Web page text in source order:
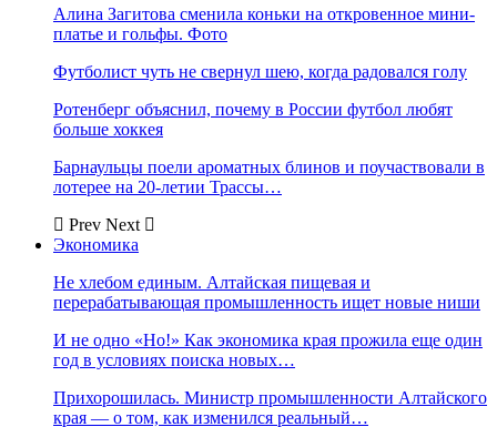
Алина Загитова сменила коньки на откровенное мини-
платье и гольфы. Фото
Футболист чуть не свернул шею, когда радовался голу
Ротенберг объяснил, почему в России футбол любят
больше хоккея
Барнаульцы поели ароматных блинов и поучаствовали в
лотерее на 20-летии Трассы…
Prev Next
Экономика
Не хлебом единым. Алтайская пищевая и
перерабатывающая промышленность ищет новые ниши
И не одно «Но!» Как экономика края прожила еще один
год в условиях поиска новых…
Прихорошилась. Министр промышленности Алтайского
края — о том, как изменился реальный…